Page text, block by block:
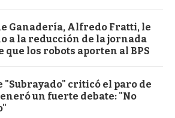
Ganadería, Alfredo Fratti, le
a la reducción de la jornada
que los robots aporten al BPS
"Subrayado" criticó el paro de
un fuerte debate: "No